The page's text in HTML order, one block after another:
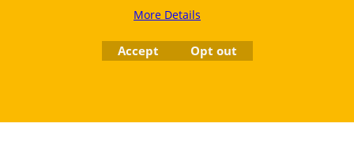
software was used.
More Details
Accept Opt out